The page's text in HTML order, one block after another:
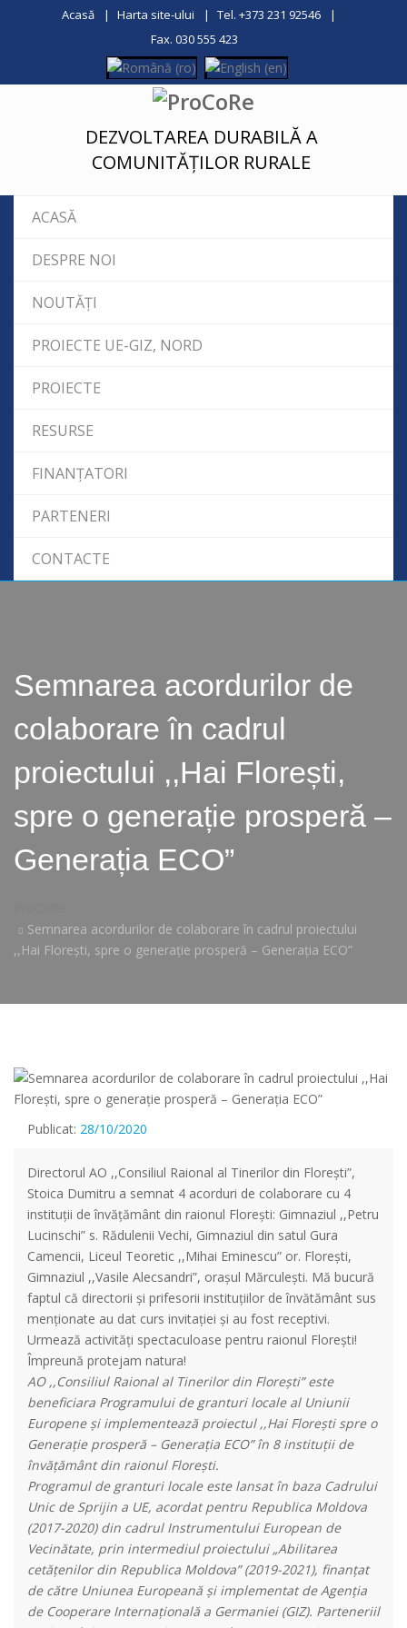
Acasă Harta site-ului
Tel. +373 231 92546
Fax. 030 555 423
DEZVOLTAREA DURABILĂ A
COMUNITĂȚILOR RURALE
ACASĂ
DESPRE NOI
NOUTĂȚI
PROIECTE UE-GIZ, NORD
PROIECTE
RESURSE
FINANȚATORI
PARTENERI
CONTACTE
Semnarea acordurilor de
colaborare în cadrul
proiectului ,,Hai Florești,
spre o generație prosperă –
Generația ECO”
Semnarea acordurilor de colaborare în cadrul proiectului
,,Hai Florești, spre o generație prosperă – Generația ECO”
Publicat: 28/10/2020
Directorul AO ,,Consiliul Raional al Tinerilor din Floreşti”,
Stoica Dumitru a semnat 4 acorduri de colaborare cu 4
instituții de învățământ din raionul Floreşti: Gimnaziul ,,Petru
Lucinschi” s. Rădulenii Vechi, Gimnaziul din satul Gura
Camencii, Liceul Teoretic ,,Mihai Eminescu” or. Florești,
Gimnaziul ,,Vasile Alecsandri”, orașul Mărculești. Mă bucură
faptul că directorii și prifesorii instituțiilor de învătământ sus
menționate au dat curs invitației și au fost receptivi.
Urmează activități spectaculoase pentru raionul Floreşti!
Împreună protejam natura!
AO ,,Consiliul Raional al Tinerilor din Florești” este
beneficiara Programului de granturi locale al Uniunii
Europene și implementează proiectul ,,Hai Floreşti spre o
Generație prosperă – Generația ECO” în 8 instituții de
învățământ din raionul Floreşti.
Programul de granturi locale este lansat în baza Cadrului
Unic de Sprijin a UE, acordat pentru Republica Moldova
(2017-2020) din cadrul Instrumentului European de
Vecinătate, prin intermediul proiectului „Abilitarea
cetățenilor din Republica Moldova” (2019-2021), finanțat
de către Uniunea Europeană și implementat de Agenția
de Cooperare Internațională a Germaniei (GIZ). Parteneriil